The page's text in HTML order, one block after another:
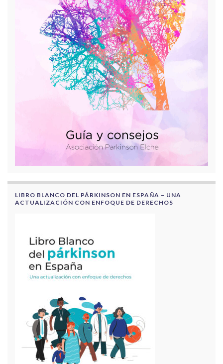
LIBRO BLANCO DEL PÁRKINSON EN ESPAÑA – UNA
ACTUALIZACIÓN CON ENFOQUE DE DERECHOS